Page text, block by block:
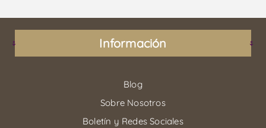
Información
Blog
Sobre Nosotros
Boletín y Redes Sociales